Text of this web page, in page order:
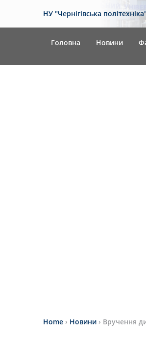
НУ "Чернігівська
Головна Новини
Home › Новини › Вручення